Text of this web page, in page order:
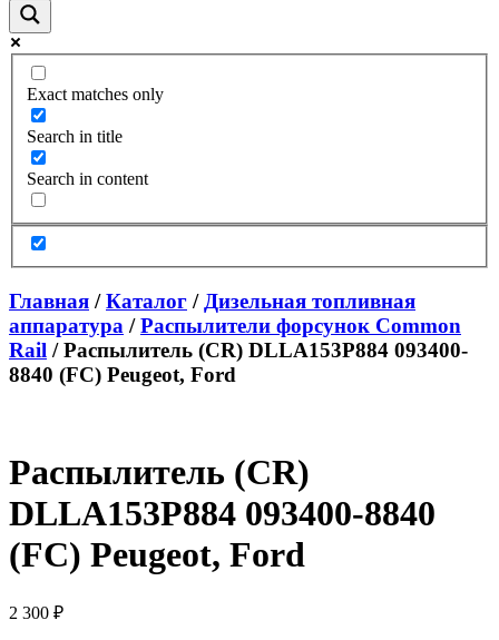
Exact matches only
Search in title
Search in content
Главная /Каталог / Дизельная топливная
аппаратура /Распылители форсунок Common
Rail / Распылитель (CR) DLLA153P884 093400-
8840 (FC) Peugeot, Ford
Распылитель (CR)
DLLA153P884 093400-8840
(FC) Peugeot, Ford
2 300 ₽